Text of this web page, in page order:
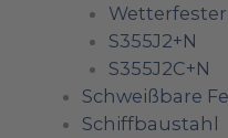
S355J2+N
S355J2C+N
Schweißbare
Schiffbaustahl